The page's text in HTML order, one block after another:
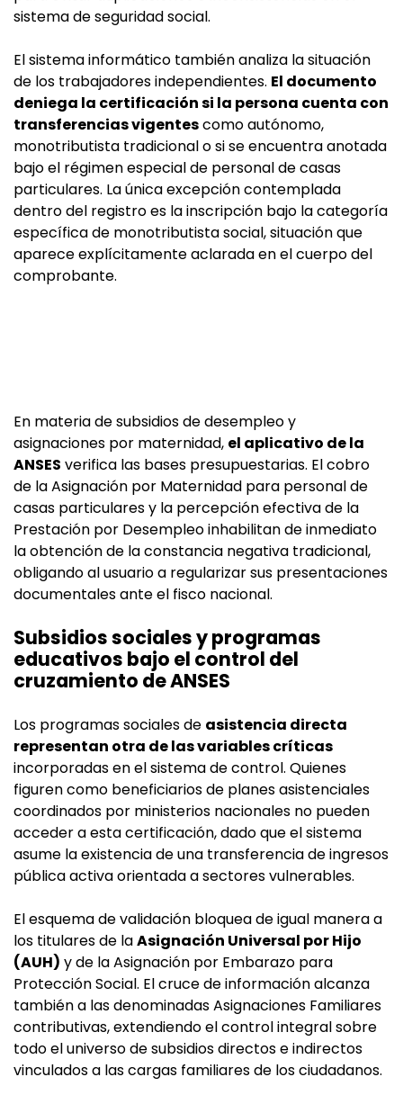
sistema de seguridad social.
El sistema informático también analiza la situación
de los trabajadores independientes. El documento
deniega la certificación si la persona cuenta con
transferencias vigentescomo autónomo,
monotributista tradicional o si se encuentra anotada
bajo el régimen especial de personal de casas
particulares. La única excepción contemplada
dentro del registro es la inscripción bajo la categoría
específica de monotributista social, situación que
aparece explícitamente aclarada en el cuerpo del
comprobante.
En materia de subsidios de desempleo y
asignaciones por maternidad, el aplicativo de la
ANSES verifica las bases presupuestarias. El cobro
de la Asignación por Maternidad para personal de
casas particulares y la percepción efectiva de la
Prestación por Desempleo inhabilitan de inmediato
la obtención de la constancia negativa tradicional,
obligando al usuario a regularizar sus presentaciones
documentales ante el fisco nacional.
Subsidios sociales y programas
educativos bajo el control del
cruzamiento de ANSES
Los programas sociales de asistencia directa
representan otra de las variables críticas
incorporadas en el sistema de control. Quienes
figuren como beneficiarios de planes asistenciales
coordinados por ministerios nacionales no pueden
acceder a esta certificación, dado que el sistema
asume la existencia de una transferencia de ingresos
pública activa orientada a sectores vulnerables.
El esquema de validación bloquea de igual manera a
los titulares de laAsignación Universal por Hijo
(AUH) y de la Asignación por Embarazo para
Protección Social. El cruce de información alcanza
también a las denominadas Asignaciones Familiares
contributivas, extendiendo el control integral sobre
todo el universo de subsidios directos e indirectos
vinculados a las cargas familiares de los ciudadanos.